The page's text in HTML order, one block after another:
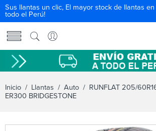
Sus llantas un clic, El mayor stock de llantas
todo el Perú!
Inicio / Llantas / Auto / RUNFLAT 205/
ER300 BRIDGESTONE